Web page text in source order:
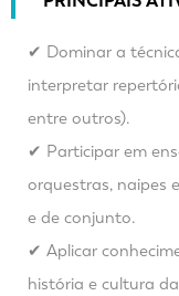
✔ Dominar a
interpretar
entre outros).
✔ Participar em
orquestras, naipes
e de conjunto.
✔ Aplicar
história e cultura